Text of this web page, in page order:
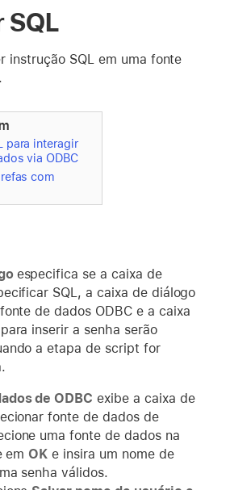
SQL
instrução SQL em uma fonte
para interagir
via ODBC
com
especifica se a caixa de
SQL, a caixa de diálogo
de dados ODBC e a caixa
inserir a senha serão
a etapa de script for
de ODBC exibe a caixa de
fonte de dados de
uma fonte de dados na
em OK e insira um nome de
senha válidos.